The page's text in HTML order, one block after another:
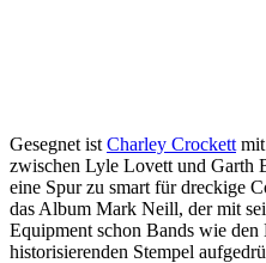
Gesegnet ist Charley Crockett
zwischen Lyle Lovett und Garth
eine Spur zu smart für dreckige
das Album Mark Neill, der mit
Equipment schon Bands wie den
historisierenden Stempel